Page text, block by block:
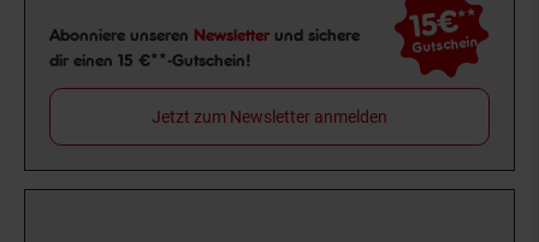
Newsletter Anmeldung
Abonniere unseren Newsletter und sichere
dir einen 15 €**-Gutschein!
15€**
Gutschein
Jetzt zum Newsletter anmelden